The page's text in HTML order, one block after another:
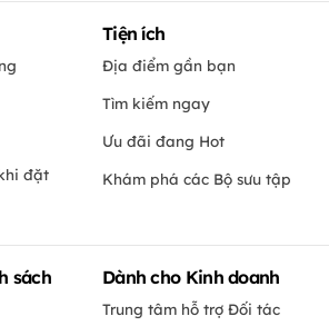
đặt
Tiện ích
Địa điểm gần bạn
Tìm kiếm ngay
Ưu đãi đang Hot
Khám phá các Bộ sưu tập
sách Dành cho Kinh doanh
Trung tâm hỗ trợ Đối tác